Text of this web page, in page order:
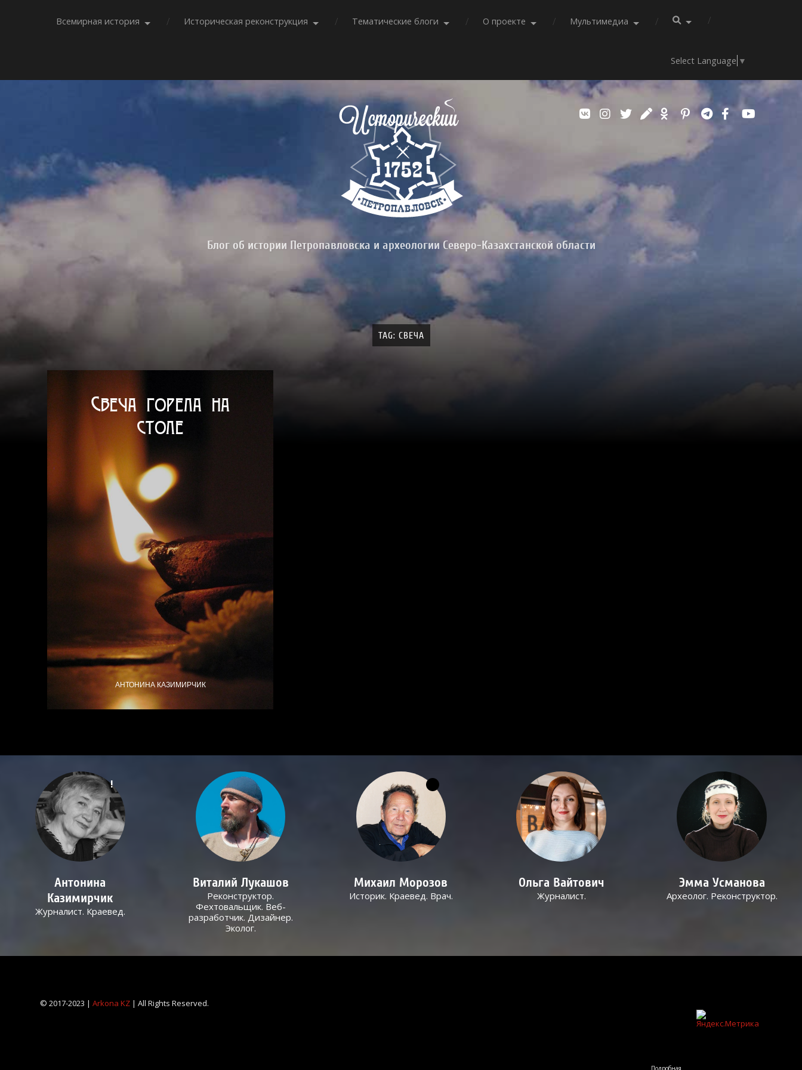
Всемирная история Историческая реконструкция Тематические блоги О проекте Мультимедиа
Select Language ▼
Блог об истории Петропавловска и археологии Северо-Казахстанской области
TAG: СВЕЧА
Свеча горела на
столе
АНТОНИНА КАЗИМИРЧИК
!
Антонина
Казимирчик
Журналист. Краевед.
Виталий Лукашов
Реконструктор.
Фехтовальщик. Веб-
разработчик. Дизайнер.
Эколог.
Михаил Морозов
Историк. Краевед. Врач.
Ольга Вайтович
Журналист.
Эмма Усманова
Археолог. Реконструктор.
© 2017-2023 |Arkona KZ | All Rights Reserved.